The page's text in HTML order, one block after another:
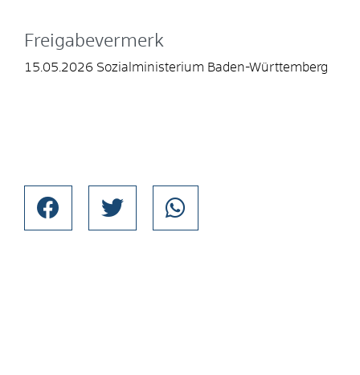
Freigabevermerk
15.05.2026 Sozialministerium Baden-Württemberg